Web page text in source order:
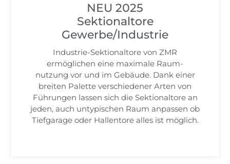
NEU 2025
Sektionaltore
Gewerbe/Industrie
Industrie-Sektionaltore von ZMR
ermöglichen eine maximale Raum-
nutzung vor und im Gebäude. Dank einer
breiten Palette verschiedener Arten von
Führungen lassen sich die Sektionaltore an
jeden, auch untypischen Raum anpassen ob
Tiefgarage oder Hallentore alles ist möglich.